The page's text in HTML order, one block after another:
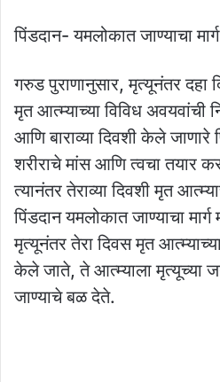
पिंडदान- यमलोकात जाण्याचा
गरुड पुराणानुसार, मृत्यूनंतर दहा
मृत आत्म्याच्या विविध अवयवांची
आणि बाराव्या दिवशी केले जाणारे
शरीराचे मांस आणि त्वचा तयार
त्यानंतर तेराव्या दिवशी मृत
पिंडदान यमलोकात जाण्याचा
मृत्यूनंतर तेरा दिवस मृत
केले जाते, ते आत्म्याला मृत्यूच्या
जाण्याचे बळ देते.